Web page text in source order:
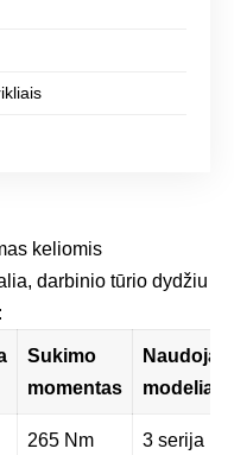
keliomis
darbinio tūrio dydžiu
Sukimo
momentas
modeliai
265 Nm
3 serija